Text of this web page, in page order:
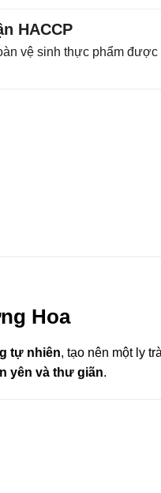
HACCP
vệ sinh thực phẩm
Hoa
tự nhiên, tạo nên một ly trà
yên và thư giãn.